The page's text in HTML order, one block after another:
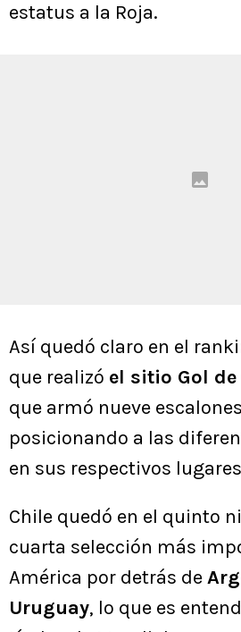
estatus a la Roja.
Así quedó claro en el
que realizó el sitio Gol de
que armó nueve
posicionando a las
en sus respectivos
Chile quedó en el quinto
cuarta selección más
América por detrás de
Uruguay, lo que es